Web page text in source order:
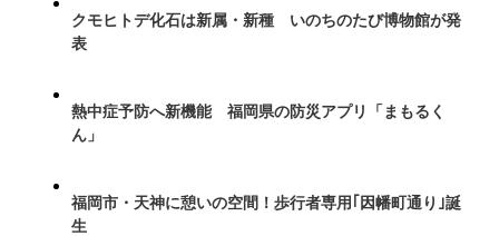
クモヒトデ化石は新属・新種 いのちのたび博物館が発
表
熱中症予防へ新機能 福岡県の防災アプリ「まもるく
ん」
福岡市・天神に憩いの空間！歩行者専用｢因幡町通り｣誕
生